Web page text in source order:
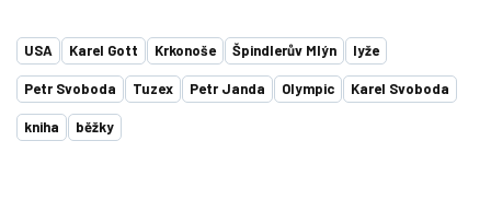
USA Karel Gott Krkonoše Špindlerův Mlýn lyže
Petr Svoboda Tuzex Petr Janda Olympic Karel Svoboda
kniha běžky